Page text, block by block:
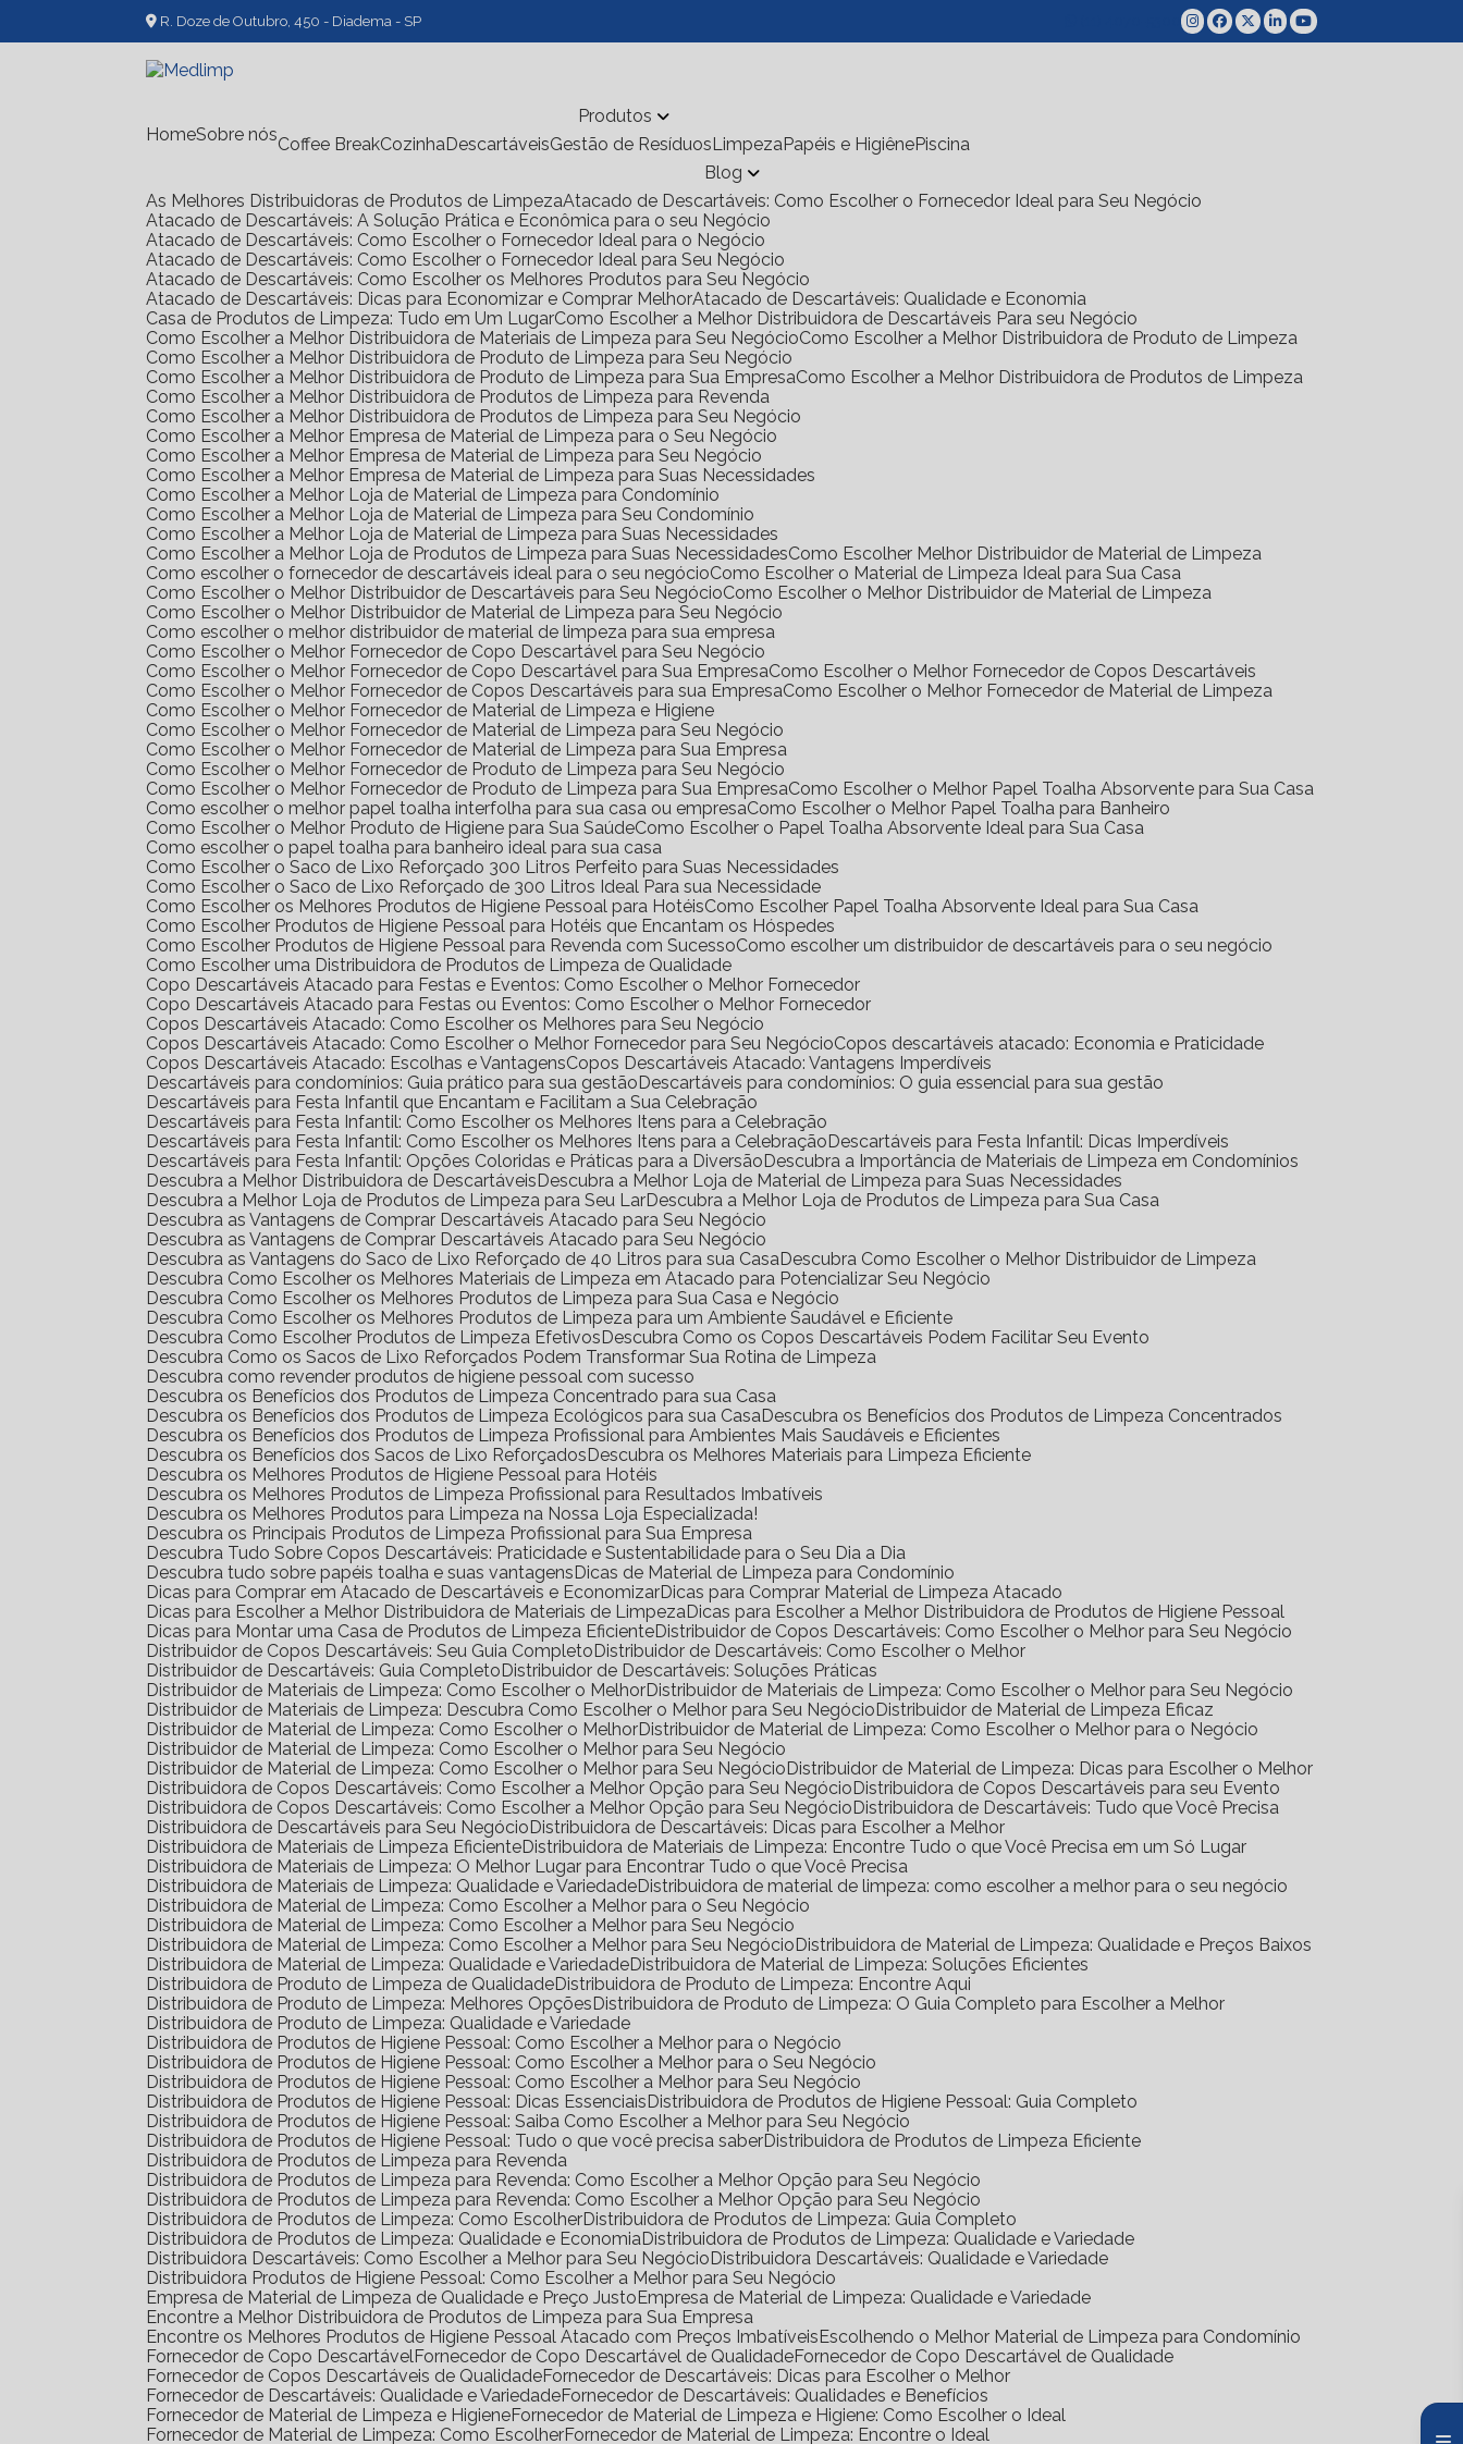
R. Doze de Outubro, 450 - Diadema - SP
Home Sobre nós
Produtos
Coffee Break
Cozinha Descartáveis Gestão de Resíduos Limpeza Papéis e Higiêne Piscina
Blog
As Melhores Distribuidoras de Produtos de Limpeza Atacado de Descartáveis: Como Escolher o Fornecedor Ideal para Seu Negócio
Atacado de Descartáveis: A Solução Prática e Econômica para o seu Negócio
Atacado de Descartáveis: Como Escolher o Fornecedor Ideal para o Negócio
Atacado de Descartáveis: Como Escolher o Fornecedor Ideal para Seu Negócio
Atacado de Descartáveis: Como Escolher os Melhores Produtos para Seu Negócio
Atacado de Descartáveis: Dicas para Economizar e Comprar Melhor Atacado de Descartáveis: Qualidade e Economia
Casa de Produtos de Limpeza: Tudo em Um Lugar
Como Escolher a Melhor Distribuidora de Descartáveis Para seu Negócio
Como Escolher a Melhor Distribuidora de Materiais de Limpeza para Seu Negócio
Como Escolher a Melhor Distribuidora de Produto de Limpeza
Como Escolher a Melhor Distribuidora de Produto de Limpeza para Seu Negócio
Como Escolher a Melhor Distribuidora de Produto de Limpeza para Sua Empresa
Como Escolher a Melhor Distribuidora de Produtos de Limpeza
Como Escolher a Melhor Distribuidora de Produtos de Limpeza para Revenda
Como Escolher a Melhor Distribuidora de Produtos de Limpeza para Seu Negócio
Como Escolher a Melhor Empresa de Material de Limpeza para o Seu Negócio
Como Escolher a Melhor Empresa de Material de Limpeza para Seu Negócio
Como Escolher a Melhor Empresa de Material de Limpeza para Suas Necessidades
Como Escolher a Melhor Loja de Material de Limpeza para Condomínio
Como Escolher a Melhor Loja de Material de Limpeza para Seu Condomínio
Como Escolher a Melhor Loja de Material de Limpeza para Suas Necessidades
Como Escolher a Melhor Loja de Produtos de Limpeza para Suas Necessidades
Como Escolher Melhor Distribuidor de Material de Limpeza
Como escolher o fornecedor de descartáveis ideal para o seu negócio
Como Escolher o Material de Limpeza Ideal para Sua Casa
Como Escolher o Melhor Distribuidor de Descartáveis para Seu Negócio
Como Escolher o Melhor Distribuidor de Material de Limpeza
Como Escolher o Melhor Distribuidor de Material de Limpeza para Seu Negócio
Como escolher o melhor distribuidor de material de limpeza para sua empresa
Como Escolher o Melhor Fornecedor de Copo Descartável para Seu Negócio
Como Escolher o Melhor Fornecedor de Copo Descartável para Sua Empresa
Como Escolher o Melhor Fornecedor de Copos Descartáveis
Como Escolher o Melhor Fornecedor de Copos Descartáveis para sua Empresa
Como Escolher o Melhor Fornecedor de Material de Limpeza
Como Escolher o Melhor Fornecedor de Material de Limpeza e Higiene
Como Escolher o Melhor Fornecedor de Material de Limpeza para Seu Negócio
Como Escolher o Melhor Fornecedor de Material de Limpeza para Sua Empresa
Como Escolher o Melhor Fornecedor de Produto de Limpeza para Seu Negócio
Como Escolher o Melhor Fornecedor de Produto de Limpeza para Sua Empresa
Como Escolher o Melhor Papel Toalha Absorvente para Sua Casa
Como escolher o melhor papel toalha interfolha para sua casa ou empresa
Como Escolher o Melhor Papel Toalha para Banheiro
Como Escolher o Melhor Produto de Higiene para Sua Saúde
Como Escolher o Papel Toalha Absorvente Ideal para Sua Casa
Como escolher o papel toalha para banheiro ideal para sua casa
Como Escolher o Saco de Lixo Reforçado 300 Litros Perfeito para Suas Necessidades
Como Escolher o Saco de Lixo Reforçado de 300 Litros Ideal Para sua Necessidade
Como Escolher os Melhores Produtos de Higiene Pessoal para Hotéis
Como Escolher Papel Toalha Absorvente Ideal para Sua Casa
Como Escolher Produtos de Higiene Pessoal para Hotéis que Encantam os Hóspedes
Como Escolher Produtos de Higiene Pessoal para Revenda com Sucesso
Como escolher um distribuidor de descartáveis para o seu negócio
Como Escolher uma Distribuidora de Produtos de Limpeza de Qualidade
Copo Descartáveis Atacado para Festas e Eventos: Como Escolher o Melhor Fornecedor
Copo Descartáveis Atacado para Festas ou Eventos: Como Escolher o Melhor Fornecedor
Copos Descartáveis Atacado: Como Escolher os Melhores para Seu Negócio
Copos Descartáveis Atacado: Como Escolher o Melhor Fornecedor para Seu Negócio
Copos descartáveis atacado: Economia e Praticidade
Copos Descartáveis Atacado: Escolhas e Vantagens
Copos Descartáveis Atacado: Vantagens Imperdíveis
Descartáveis para condomínios: Guia prático para sua gestão
Descartáveis para condomínios: O guia essencial para sua gestão
Descartáveis para Festa Infantil que Encantam e Facilitam a Sua Celebração
Descartáveis para Festa Infantil: Como Escolher os Melhores Itens para a Celebração
Descartáveis para Festa Infantil: Como Escolher os Melhores Itens para a Celebração
Descartáveis para Festa Infantil: Dicas Imperdíveis
Descartáveis para Festa Infantil: Opções Coloridas e Práticas para a Diversão
Descubra a Importância de Materiais de Limpeza em Condomínios
Descubra a Melhor Distribuidora de Descartáveis
Descubra a Melhor Loja de Material de Limpeza para Suas Necessidades
Descubra a Melhor Loja de Produtos de Limpeza para Seu Lar
Descubra a Melhor Loja de Produtos de Limpeza para Sua Casa
Descubra as Vantagens de Comprar Descartáveis Atacado para Seu Negócio
Descubra as Vantagens de Comprar Descartáveis Atacado para Seu Negócio
Descubra as Vantagens do Saco de Lixo Reforçado de 40 Litros para sua Casa
Descubra Como Escolher o Melhor Distribuidor de Limpeza
Descubra Como Escolher os Melhores Materiais de Limpeza em Atacado para Potencializar Seu Negócio
Descubra Como Escolher os Melhores Produtos de Limpeza para Sua Casa e Negócio
Descubra Como Escolher os Melhores Produtos de Limpeza para um Ambiente Saudável e Eficiente
Descubra Como Escolher Produtos de Limpeza Efetivos
Descubra Como os Copos Descartáveis Podem Facilitar Seu Evento
Descubra Como os Sacos de Lixo Reforçados Podem Transformar Sua Rotina de Limpeza
Descubra como revender produtos de higiene pessoal com sucesso
Descubra os Benefícios dos Produtos de Limpeza Concentrado para sua Casa
Descubra os Benefícios dos Produtos de Limpeza Ecológicos para sua Casa
Descubra os Benefícios dos Produtos de Limpeza Concentrados
Descubra os Benefícios dos Produtos de Limpeza Profissional para Ambientes Mais Saudáveis e Eficientes
Descubra os Benefícios dos Sacos de Lixo Reforçados
Descubra os Melhores Materiais para Limpeza Eficiente
Descubra os Melhores Produtos de Higiene Pessoal para Hotéis
Descubra os Melhores Produtos de Limpeza Profissional para Resultados Imbatíveis
Descubra os Melhores Produtos para Limpeza na Nossa Loja Especializada!
Descubra os Principais Produtos de Limpeza Profissional para Sua Empresa
Descubra Tudo Sobre Copos Descartáveis: Praticidade e Sustentabilidade para o Seu Dia a Dia
Descubra tudo sobre papéis toalha e suas vantagens
Dicas de Material de Limpeza para Condomínio
Dicas para Comprar em Atacado de Descartáveis e Economizar
Dicas para Comprar Material de Limpeza Atacado
Dicas para Escolher a Melhor Distribuidora de Materiais de Limpeza
Dicas para Escolher a Melhor Distribuidora de Produtos de Higiene Pessoal
Dicas para Montar uma Casa de Produtos de Limpeza Eficiente
Distribuidor de Copos Descartáveis: Como Escolher o Melhor para Seu Negócio
Distribuidor de Copos Descartáveis: Seu Guia Completo
Distribuidor de Descartáveis: Como Escolher o Melhor
Distribuidor de Descartáveis: Guia Completo
Distribuidor de Descartáveis: Soluções Práticas
Distribuidor de Materiais de Limpeza: Como Escolher o Melhor
Distribuidor de Materiais de Limpeza: Como Escolher o Melhor para Seu Negócio
Distribuidor de Materiais de Limpeza: Descubra Como Escolher o Melhor para Seu Negócio
Distribuidor de Material de Limpeza Eficaz
Distribuidor de Material de Limpeza: Como Escolher o Melhor
Distribuidor de Material de Limpeza: Como Escolher o Melhor para o Negócio
Distribuidor de Material de Limpeza: Como Escolher o Melhor para Seu Negócio
Distribuidor de Material de Limpeza: Como Escolher o Melhor para Seu Negócio
Distribuidor de Material de Limpeza: Dicas para Escolher o Melhor
Distribuidora de Copos Descartáveis: Como Escolher a Melhor Opção para Seu Negócio
Distribuidora de Copos Descartáveis para seu Evento
Distribuidora de Copos Descartáveis: Como Escolher a Melhor Opção para Seu Negócio
Distribuidora de Descartáveis: Tudo que Você Precisa
Distribuidora de Descartáveis para Seu Negócio
Distribuidora de Descartáveis: Dicas para Escolher a Melhor
Distribuidora de Materiais de Limpeza Eficiente
Distribuidora de Materiais de Limpeza: Encontre Tudo o que Você Precisa em um Só Lugar
Distribuidora de Materiais de Limpeza: O Melhor Lugar para Encontrar Tudo o que Você Precisa
Distribuidora de Materiais de Limpeza: Qualidade e Variedade
Distribuidora de material de limpeza: como escolher a melhor para o seu negócio
Distribuidora de Material de Limpeza: Como Escolher a Melhor para o Seu Negócio
Distribuidora de Material de Limpeza: Como Escolher a Melhor para Seu Negócio
Distribuidora de Material de Limpeza: Como Escolher a Melhor para Seu Negócio
Distribuidora de Material de Limpeza: Qualidade e Preços Baixos
Distribuidora de Material de Limpeza: Qualidade e Variedade
Distribuidora de Material de Limpeza: Soluções Eficientes
Distribuidora de Produto de Limpeza de Qualidade
Distribuidora de Produto de Limpeza: Encontre Aqui
Distribuidora de Produto de Limpeza: Melhores Opções
Distribuidora de Produto de Limpeza: O Guia Completo para Escolher a Melhor
Distribuidora de Produto de Limpeza: Qualidade e Variedade
Distribuidora de Produtos de Higiene Pessoal: Como Escolher a Melhor para o Negócio
Distribuidora de Produtos de Higiene Pessoal: Como Escolher a Melhor para o Seu Negócio
Distribuidora de Produtos de Higiene Pessoal: Como Escolher a Melhor para Seu Negócio
Distribuidora de Produtos de Higiene Pessoal: Dicas Essenciais
Distribuidora de Produtos de Higiene Pessoal: Guia Completo
Distribuidora de Produtos de Higiene Pessoal: Saiba Como Escolher a Melhor para Seu Negócio
Distribuidora de Produtos de Higiene Pessoal: Tudo o que você precisa saber
Distribuidora de Produtos de Limpeza Eficiente
Distribuidora de Produtos de Limpeza para Revenda
Distribuidora de Produtos de Limpeza para Revenda: Como Escolher a Melhor Opção para Seu Negócio
Distribuidora de Produtos de Limpeza para Revenda: Como Escolher a Melhor Opção para Seu Negócio
Distribuidora de Produtos de Limpeza: Como Escolher
Distribuidora de Produtos de Limpeza: Guia Completo
Distribuidora de Produtos de Limpeza: Qualidade e Economia
Distribuidora de Produtos de Limpeza: Qualidade e Variedade
Distribuidora Descartáveis: Como Escolher a Melhor para Seu Negócio
Distribuidora Descartáveis: Qualidade e Variedade
Distribuidora Produtos de Higiene Pessoal: Como Escolher a Melhor para Seu Negócio
Empresa de Material de Limpeza de Qualidade e Preço Justo
Empresa de Material de Limpeza: Qualidade e Variedade
Encontre a Melhor Distribuidora de Produtos de Limpeza para Sua Empresa
Encontre os Melhores Produtos de Higiene Pessoal Atacado com Preços Imbatíveis
Escolhendo o Melhor Material de Limpeza para Condomínio
Fornecedor de Copo Descartável Fornecedor de Copo Descartável de Qualidade Fornecedor de Copo Descartável de Qualidade
Fornecedor de Copos Descartáveis de Qualidade Fornecedor de Descartáveis: Dicas para Escolher o Melhor
Fornecedor de Descartáveis: Qualidade e Variedade Fornecedor de Descartáveis: Qualidades e Benefícios
Fornecedor de Material de Limpeza e Higiene Fornecedor de Material de Limpeza e Higiene: Como Escolher o Ideal
Fornecedor de Material de Limpeza: Como Escolher Fornecedor de Material de Limpeza: Encontre o Ideal